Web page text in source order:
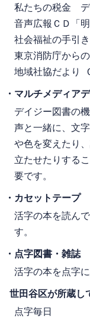
私たちの税金 デ
音声広報ＣＤ「明
社会福祉の手引
東京消防庁から
地域社協だより
・マルチメディア
デイジー図書の
声と一緒に、文
や色を変えたり
立たせたりする
要です。
・カセットテープ
活字の本を読ん
す。
・点字図書・雑誌
活字の本を点字
世田谷区が所蔵し
点字毎日